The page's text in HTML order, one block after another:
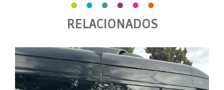
RELACIONADOS